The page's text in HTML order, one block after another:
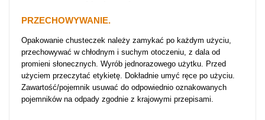
PRZECHOWYWANIE.
Opakowanie chusteczek należy zamykać po każdym użyciu,
przechowywać w chłodnym i suchym otoczeniu, z dala od
promieni słonecznych. Wyrób jednorazowego użytku. Przed
użyciem przeczytać etykietę. Dokładnie umyć ręce po użyciu.
Zawartość/pojemnik usuwać do odpowiednio oznakowanych
pojemników na odpady zgodnie z krajowymi przepisami.